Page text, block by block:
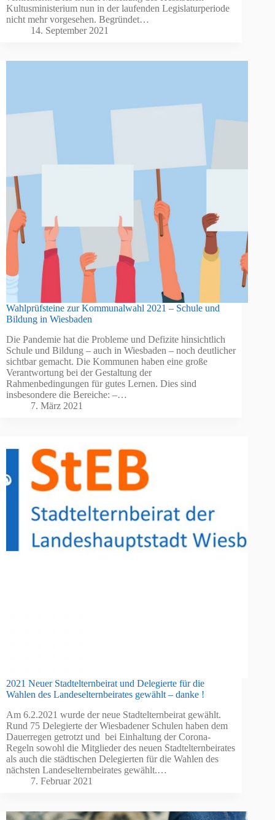
Kultusministerium nun in der laufenden Legislaturperiode
nicht mehr vorgesehen. Begründet…
14. September 2021
Wahlprüfsteine zur Kommunalwahl 2021 – Schule und
Bildung in Wiesbaden
Die Pandemie hat die Probleme und Defizite hinsichtlich
Schule und Bildung – auch in Wiesbaden – noch deutlicher
sichtbar gemacht. Die Kommunen haben eine große
Verantwortung bei der Gestaltung der
Rahmenbedingungen für gutes Lernen. Dies sind
insbesondere die Bereiche: –…
7. März 2021
2021 Neuer Stadtelternbeirat und Delegierte für die
Wahlen des Landeselternbeirates gewählt – danke !
Am 6.2.2021 wurde der neue Stadtelternbeirat gewählt.
Rund 75 Delegierte der Wiesbadener Schulen haben dem
Dauerregen getrotzt und bei Einhaltung der Corona-
Regeln sowohl die Mitglieder des neuen Stadtelternbeirates
als auch die städtischen Delegierten für die Wahlen des
nächsten Landeselternbeirates gewählt.…
7. Februar 2021